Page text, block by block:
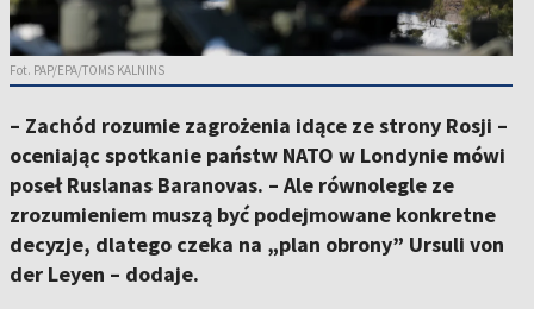
Fot. PAP/EPA/TOMS KALNINS
– Zachód rozumie zagrożenia idące ze strony Rosji –
oceniając spotkanie państw NATO w Londynie mówi
poseł Ruslanas Baranovas. – Ale równolegle ze
zrozumieniem muszą być podejmowane konkretne
decyzje, dlatego czeka na „plan obrony” Ursuli von
der Leyen – dodaje.